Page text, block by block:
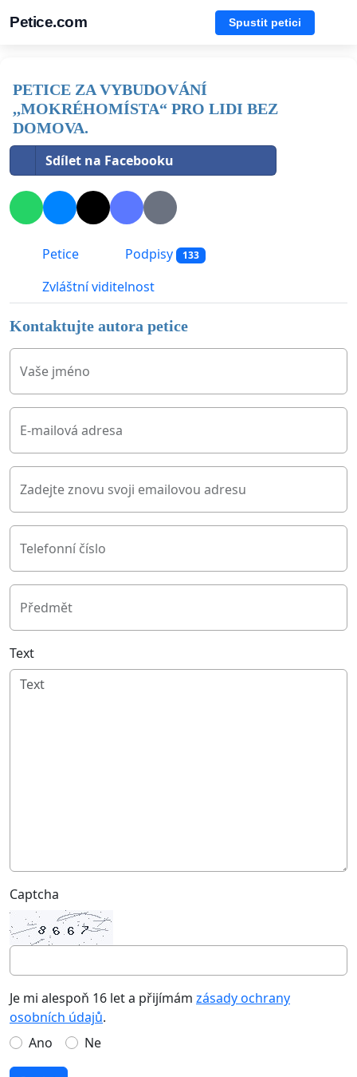
Petice.com Spustit petici
PETICE ZA VYBUDOVÁNÍ
,,MOKRÉHOMÍSTA“ PRO LIDI BEZ
DOMOVA.
Sdílet na Facebooku
Petice Podpisy 133
Zvláštní viditelnost
Kontaktujte autora petice
Vaše jméno
E-mailová adresa
Zadejte znovu svoji emailovou adresu
Telefonní číslo
Předmět
Text
Captcha
Je mi alespoň 16 let a přijímám zásady ochrany
osobních údajů.
Ano
Ne